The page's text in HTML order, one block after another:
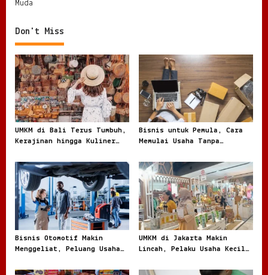
n
a
v
i
g
a
t
i
o
n
Muda
Don't Miss
UMKM di Bali Terus Tumbuh,
Kerajinan hingga Kuliner
Bisnis untuk Pemula, Cara
Memulai Usaha Tanpa
Bisnis Otomotif Makin
Menggeliat, Peluang Usaha
Beli Kendaraan
UMKM di Jakarta Makin
Lincah, Pelaku Usaha Kecil
Besar